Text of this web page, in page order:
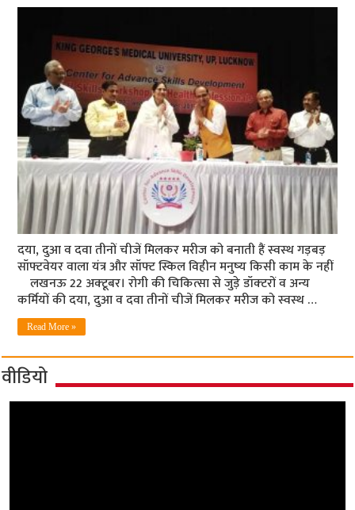
दया, दुआ व दवा तीनों चीजें मिलकर मरीज को बनाती हैं स्‍वस्‍थ गड़बड़
सॉफ्टवेयर वाला यंत्र और सॉफ्ट स्किल विहीन मनुष्‍य किसी काम के नहीं
लखनऊ 22 अक्‍टूबर। रोगी की चिकित्‍सा से जुड़े डॉक्‍टरों व अन्‍य
कर्मियों की दया, दुआ व दवा तीनों चीजें मिलकर मरीज को स्‍वस्‍थ …
Read More »
वीडियो